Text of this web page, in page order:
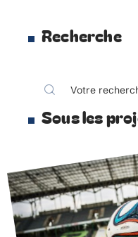
Recherche
Sous les